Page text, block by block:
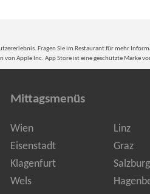
Fragen Sie im Restaurant für mehr
von Apple Inc. App Store ist eine geschützte Marke
Mittagsmenüs
Wien
Linz
Eisenstadt
Graz
Klagenfurt
Salzburg
Wels